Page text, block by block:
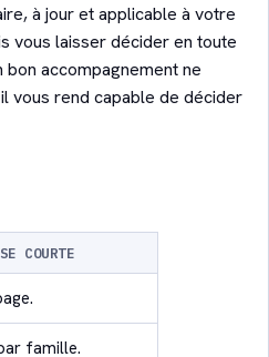
à jour et applicable à votre
vous laisser décider en toute
bon accompagnement ne
vous rend capable de décider
COURTE
famille.